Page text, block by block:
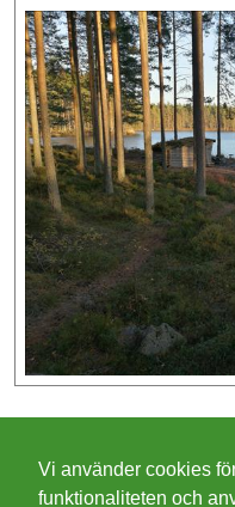
Cookies
Vi använder cookies
funktionaliteten och